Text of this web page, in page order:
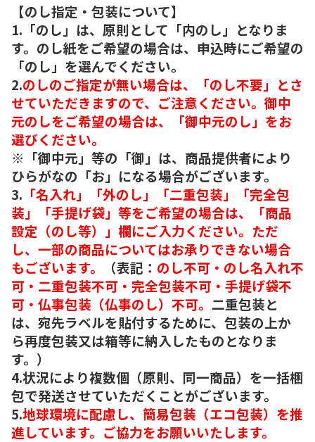
【のし指定・包装について】
1.「のし」は、原則として「内のし」となりま
す。のし紙をご希望の場合は、申込時にご希望の
「のし」を選んでください。
2.のしのご指定が無い場合は、「のし不要」とさ
せていただきますので、ご注意ください。御中
元のしをご希望の場合は、「御中元のし」をお
選びください。
※「御中元」等の「御」は、商品提供者により
ひらがなの「お」になる場合がございます。
3. 「名入れ」「外のし」「二重包装」「完全包
装」「手提げ袋」等をご希望の場合は、「商品
設定（のし等）」欄にご入力ください。ただ
し、一部の商品についてはお承りできない場合
もございます。
（表記： のし不可・のし名入れ不
可・二重包装不可・完全包装不可・手提げ袋不
可・仏事包装（仏事のし）不可。 二重包装と
は、宛先ラベルを貼付するために、包装の上か
ら再度包装又は箱等に納入したものとなりま
す。）
4.状況により複数個（原則、同一商品）を一括梱
包で発送させていただくことがございます。
5.地球環境に配慮し、簡易包装（エコ包装）を推
進しています。ご協力をお願いいたします。